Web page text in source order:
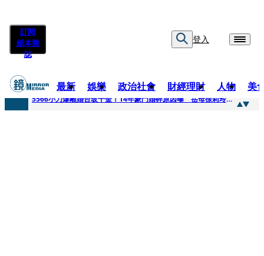
訂閱
紙本雜
誌
登入
最新 娛樂 政治社會 財經理財 人物 美
快訊
5566小刀爆離婚台玻千金！14年豪門婚碎原因曝 岳母徐莉玲風暴意外揭家族祕辛